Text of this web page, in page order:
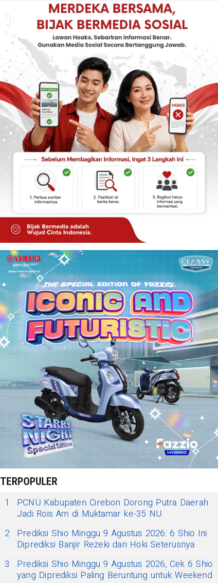
TERPOPULER
1
PCNU Kabupaten Cirebon Dorong Putra Daerah
Jadi Rois Am di Muktamar ke-35 NU
2
Prediksi Shio Minggu 9 Agustus 2026: 6 Shio Ini
Diprediksi Banjir Rezeki dan Hoki Seterusnya
3
Prediksi Shio Minggu 9 Agustus 2026, Cek 6 Shio
yang Diprediksi Paling Beruntung untuk Weekend